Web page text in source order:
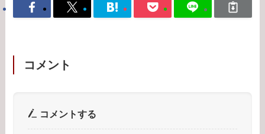
コメント
コメントする